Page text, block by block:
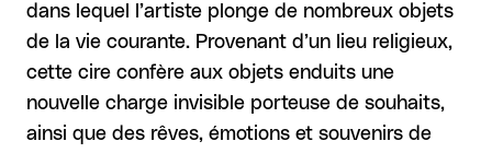
dans lequel l’artiste plonge de nombreux objets
de la vie courante. Provenant d’un lieu religieux,
cette cire confère aux objets enduits une
nouvelle charge invisible porteuse de souhaits,
ainsi que des rêves, émotions et souvenirs de